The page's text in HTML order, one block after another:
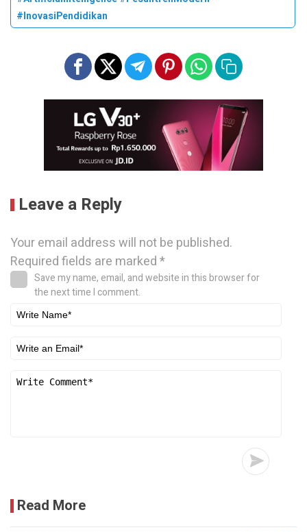
#InovasiPendidikan
Leave a Reply
Your email address will not be published.
Required fields are marked*
Save my name, email, and website in this browser for
the next time I comment.
Read More